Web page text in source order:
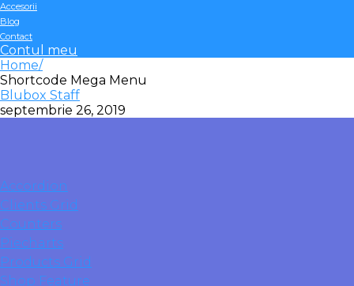
Accesorii
Blog
Contact
Contul meu
Home
Shortcode Mega Menu
Blubox Staff
septembrie 26, 2019
Accordion
Clients Grid
Counters
Piecharts
Products Grid
Shop Feature